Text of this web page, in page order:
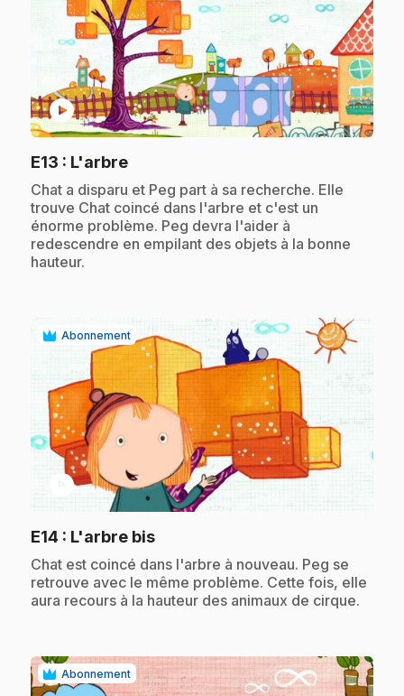
play_circle
E13 : L'arbre.
.Chat a disparu et Peg part à sa recherche. Elle
trouve Chat coincé dans l'arbre et c'est un
énorme problème. Peg devra l'aider à
redescendre en empilant des objets à la bonne
hauteur.
Abonnement
play_circle
E14 : L'arbre bis.
.Chat est coincé dans l'arbre à nouveau. Peg se
retrouve avec le même problème. Cette fois, elle
aura recours à la hauteur des animaux de cirque.
Abonnement